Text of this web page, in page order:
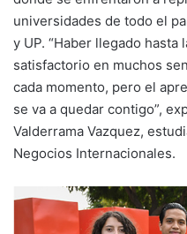
universidades de todo el
y UP. “Haber llegado hasta
satisfactorio en muchos
cada momento, pero el
se va a quedar contigo”,
Valderrama Vazquez,
Negocios Internacionales.